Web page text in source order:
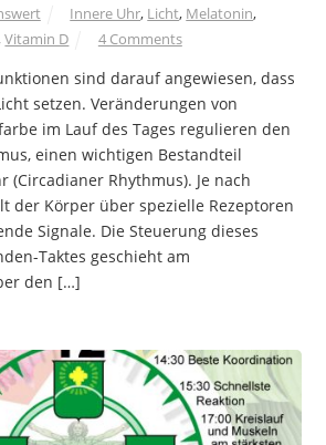
Innere Uhr, Licht, Melatonin,
,Vitamin D 4 Comments
sind darauf angewiesen, dass
setzen. Veränderungen von
im Lauf des Tages regulieren den
einen wichtigen Bestandteil
(Circadianer Rhythmus). Je nach
der Körper über spezielle Rezeptoren
Signale. Die Steuerung dieses
Taktes geschieht am
den […]